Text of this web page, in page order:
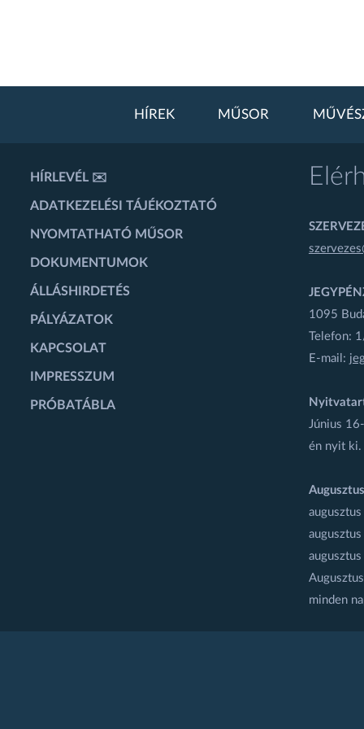
HÍREK MŰSOR
HÍRLEVÉL ✉️
ADATKEZELÉSI TÁJÉKOZTATÓ
NYOMTATHATÓ MŰSOR
DOKUMENTUMOK
ÁLLÁSHIRDETÉS
PÁLYÁZATOK
KAPCSOLAT
IMPRESSZUM
PRÓBATÁBLA
1095
Telefon:
E-mail:
Június
én nyit ki.
minden